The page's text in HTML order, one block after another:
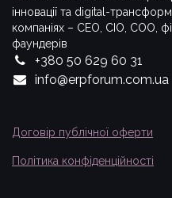
інновації та digital-
компаніях – СЕО, CIO, COO,
фаундерів
+380 50 629 60 31
info@erpforum.com.ua
Договір публічної оферти
Політика конфіденційності